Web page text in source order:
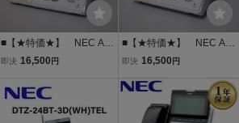
■【★特価★】 NEC Asp
ire WX カールコードレ
TEL】 (1)■
即決 16,500 円
■【★特価★】 NEC Asp
ire WX カールコードレ
TEL】 (2)■
即決 16,500 円